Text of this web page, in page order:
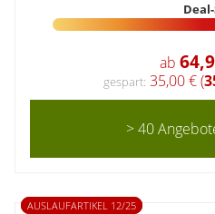
ab
gespart: 35,00 € (
> 40
AUSLAUFARTIKEL 12/25